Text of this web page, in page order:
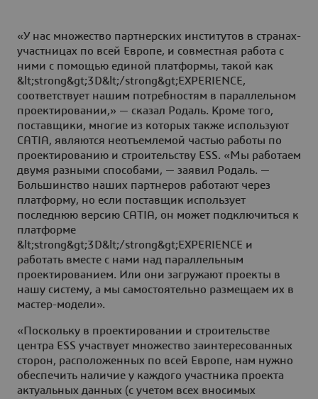
«У нас множество партнерских институтов в странах-
участницах по всей Европе, и совместная работа с
ними с помощью единой платформы, такой как
&lt;strong&gt;3D&lt;/strong&gt;EXPERIENCE,
соответствует нашим потребностям в параллельном
проектировании,» — сказал Родаль. Кроме того,
поставщики, многие из которых также используют
CATIA, являются неотъемлемой частью работы по
проектированию и строительству ESS. «Мы работаем
двумя разными способами, — заявил Родаль. —
Большинство наших партнеров работают через
платформу, но если поставщик использует
последнюю версию CATIA, он может подключиться к
платформе
&lt;strong&gt;3D&lt;/strong&gt;EXPERIENCE и
работать вместе с нами над параллельным
проектированием. Или они загружают проекты в
нашу систему, а мы самостоятельно размещаем их в
мастер-модели».
«Поскольку в проектировании и строительстве
центра ESS участвует множество заинтересованных
сторон, расположенных по всей Европе, нам нужно
обеспечить наличие у каждого участника проекта
актуальных данных (с учетом всех вносимых